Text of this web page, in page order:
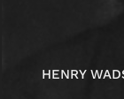
HENRY